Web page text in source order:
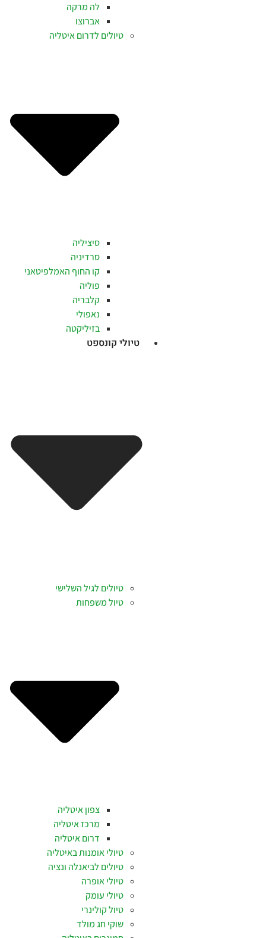
לה מרקה
אברוצו
טיולים לדרום איטליה
סיציליה
סרדיניה
קו החוף האמלפיטאני
פוליה
קלבריה
נאפולי
בזיליקטה
טיולי קונספט
טיולים לגיל השלישי
טיול משפחות
צפון איטליה
מרכז איטליה
דרום איטליה
טיולי אומנות באיטליה
טיולים לביאנלה ונציה
טיולי אופרה
טיולי עומק
טיול קולינרי
שוקי חג מולד